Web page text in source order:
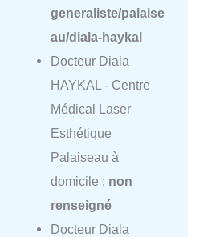
generaliste/palaise
au/diala-haykal
Docteur Diala
HAYKAL - Centre
Médical Laser
Esthétique
Palaiseau à
domicile : non
renseigné
Docteur Diala